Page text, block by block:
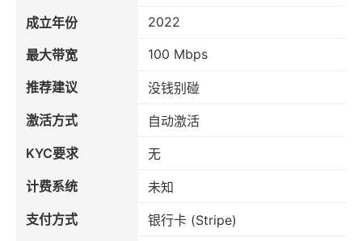
成立年份 2022
最大带宽 100 Mbps
推荐建议
没钱别碰
激活方式
自动激活
KYC要求
无
计费系统
未知
支付方式
银行卡 (Stripe)